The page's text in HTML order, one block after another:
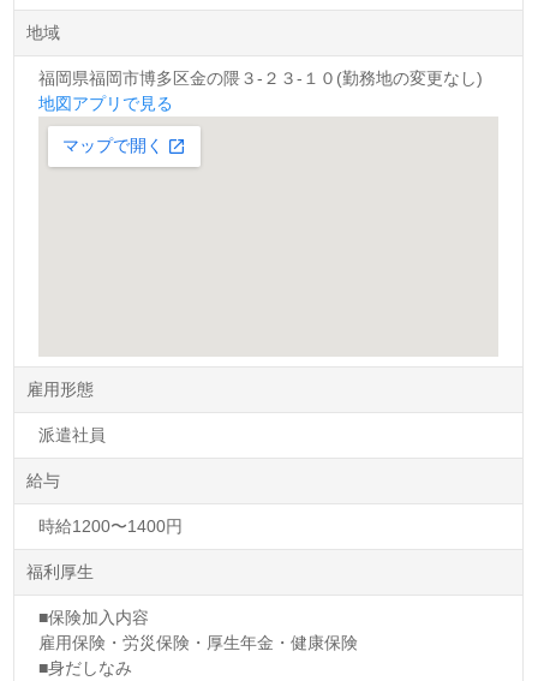
地域
福岡県福岡市博多区金の隈３-２３-１０(勤務地の変更なし)
地図アプリで見る
雇用形態
派遣社員
給与
時給1200〜1400円
福利厚生
■保険加入内容
雇用保険・労災保険・厚生年金・健康保険
■身だしなみ